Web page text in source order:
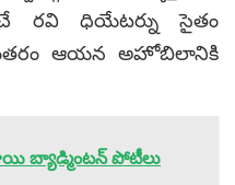
రవి ధియేటర్ను సైతం
ఆయన అహోబిలానికి
బ్యాడ్మింటన్ పోటీలు